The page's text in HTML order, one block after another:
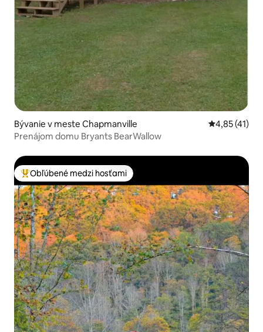
Bývanie v meste Chapmanville Priemerné
4,85 (41)
Prenájom domu Bryants BearWallow
Najobľúbenejšie medzi hosťami
Obľúbené medzi hosťami